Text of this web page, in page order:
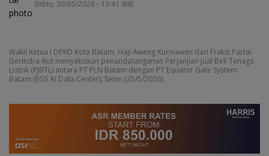
Sabtu, 30/05/2026 - 13:41 WIB
Wakil Ketua I DPRD Kota Batam, Haji Aweng Kurniawan dari Fraksi Partai
Gerindra ikut menyaksikan penandatanganan Perjanjian Jual Beli Tenaga
Listrik (PJBTL) antara PT PLN Batam dengan PT Equator Gate System
Batam (EGS AI Data Center), Senin (25/5/2026).